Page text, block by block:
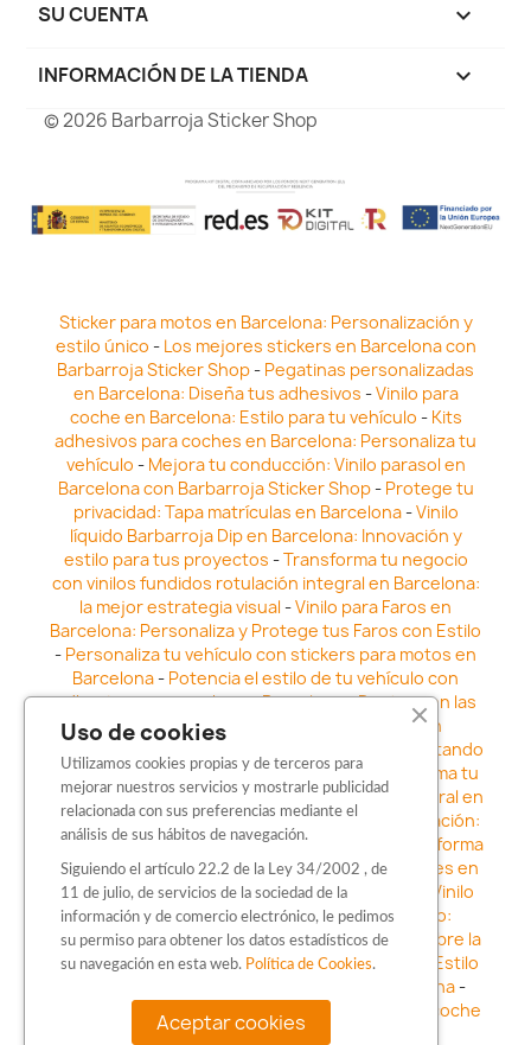
SU CUENTA 
INFORMACIÓN DE LA TIENDA keyboard_arrow_down
© 2026 Barbarroja Sticker Shop
Sticker para motos en Barcelona: Personalización y
estilo único - Los mejores stickers en Barcelona con
Barbarroja Sticker Shop- Pegatinas personalizadas
en Barcelona: Diseña tus adhesivos -Vinilo para
coche en Barcelona: Estilo para tu vehículo - Kits
adhesivos para coches en Barcelona: Personaliza tu
vehículo - Mejora tu conducción: Vinilo parasol en
Barcelona con Barbarroja Sticker Shop- Protege tu
privacidad: Tapa matrículas en Barcelona-Vinilo
líquido Barbarroja Dip en Barcelona: Innovación y
estilo para tus proyectos -Transforma tu negocio
con vinilos fundidos rotulación integral en Barcelona:
la mejor estrategia visual -Vinilo para Faros en
Barcelona: Personaliza y Protege tus Faros con Estilo
- Personaliza tu vehículo con stickers para motos en
Barcelona- Potencia el estilo de tu vehículo con
adhesivos para coche en Barcelona-Destaca en las
calles: Los Mejores stickers para coches en
Vinilo para faros en Barcelona: Resaltando
la Estética y Seguridad del Automóvil- Transforma tu
vehículo con los vinilos fundidos rotulación integral en
Barcelona-Explora la Innovación en Personalización:
Vinilo líquido barbarroja dip en Barcelona
Transforma
tu vehículo con estilo: Kits adhesivos para coches en
Barcelona-Personaliza tu vehículo con estilo: Vinilo
para coche en Barcelona-Destaca con Estilo:
Pegatinas personalizadas en Barcelona -Descubre la
distinción: Los Mejores stickers en Barcelona
Estilo
en movimiento: Sticker para motos en Barcelona-
Personalización sobre ruedas: Adhesivos para coche
en Barcelona
Uso de cookies
Utilizamos cookies propias y de terceros para
mejorar nuestros servicios y mostrarle publicidad
relacionada con sus preferencias mediante el
análisis de sus hábitos de navegación.
Siguiendo el artículo 22.2 de la Ley 34/2002 , de
11 de julio, de servicios de la sociedad de la
información y de comercio electrónico, le pedimos
su permiso para obtener los datos estadísticos de
su navegación en esta web. Política de Cookies.
Aceptar cookies